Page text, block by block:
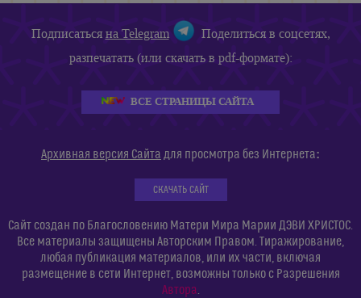
Подписатьсяна Telegram
Поделиться в соцсетях,
разпечатать (или скачать в pdf-формате):
ВСЕ СТРАНИЦЫ САЙТА
Архивная версия Сайта для просмотра без Интернета:
СКАЧАТЬ САЙТ
Сайт создан по Благословению Матери Мира Марии ДЭВИ ХРИСТОС.
Все материалы защищены Авторским Правом. Тиражирование,
любая публикация материалов, или их части, включая
размещение в сети Интернет, возможны только с Разрешения
Автора.